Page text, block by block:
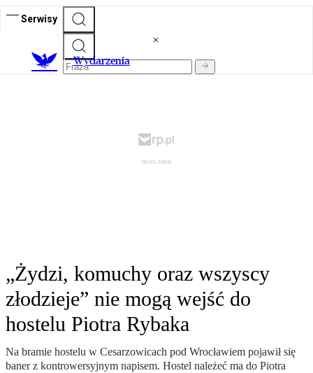
Serwisy
Wydarzenia
„Żydzi, komuchy oraz wszyscy
złodzieje” nie mogą wejść do
hostelu Piotra Rybaka
Na bramie hostelu w Cesarzowicach pod Wrocławiem pojawił się
baner z kontrowersyjnym napisem. Hostel należeć ma do Piotra